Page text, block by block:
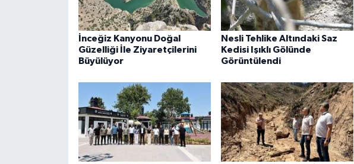
İnceğiz Kanyonu Doğal
Güzelliği İle Ziyaretçilerini
Büyülüyor
Nesli Tehlike Altındaki Saz
Kedisi Işıklı Gölünde
Görüntülendi